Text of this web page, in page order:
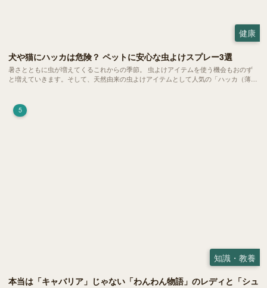
健康
犬や猫にハッカは危険？ ペットに安心な虫よけスプレー3選
暑さとともに虫が増えてくるこれからの季節。 虫よけアイテムを使う機会もおのず
と増えていきます。そして、天然由来の虫よけアイテムとして人気の「ハッカ（薄
5
知識・教養
本当は「キャバリア」じゃない「わんわん物語」のレディと「シュ